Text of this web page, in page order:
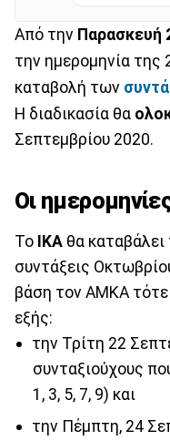
Από την Παρασκευή
την ημερομηνία της
καταβολή των
Η διαδικασία θα
Σεπτεμβρίου 2020.
Oι
Το ΙΚΑ θα καταβάλει
συντάξεις
βάση τον ΑΜΚΑ τότε
εξής:
την Τρίτη 22
συνταξιούχους
1, 3, 5, 7, 9) και
την Πέμπτη, 24